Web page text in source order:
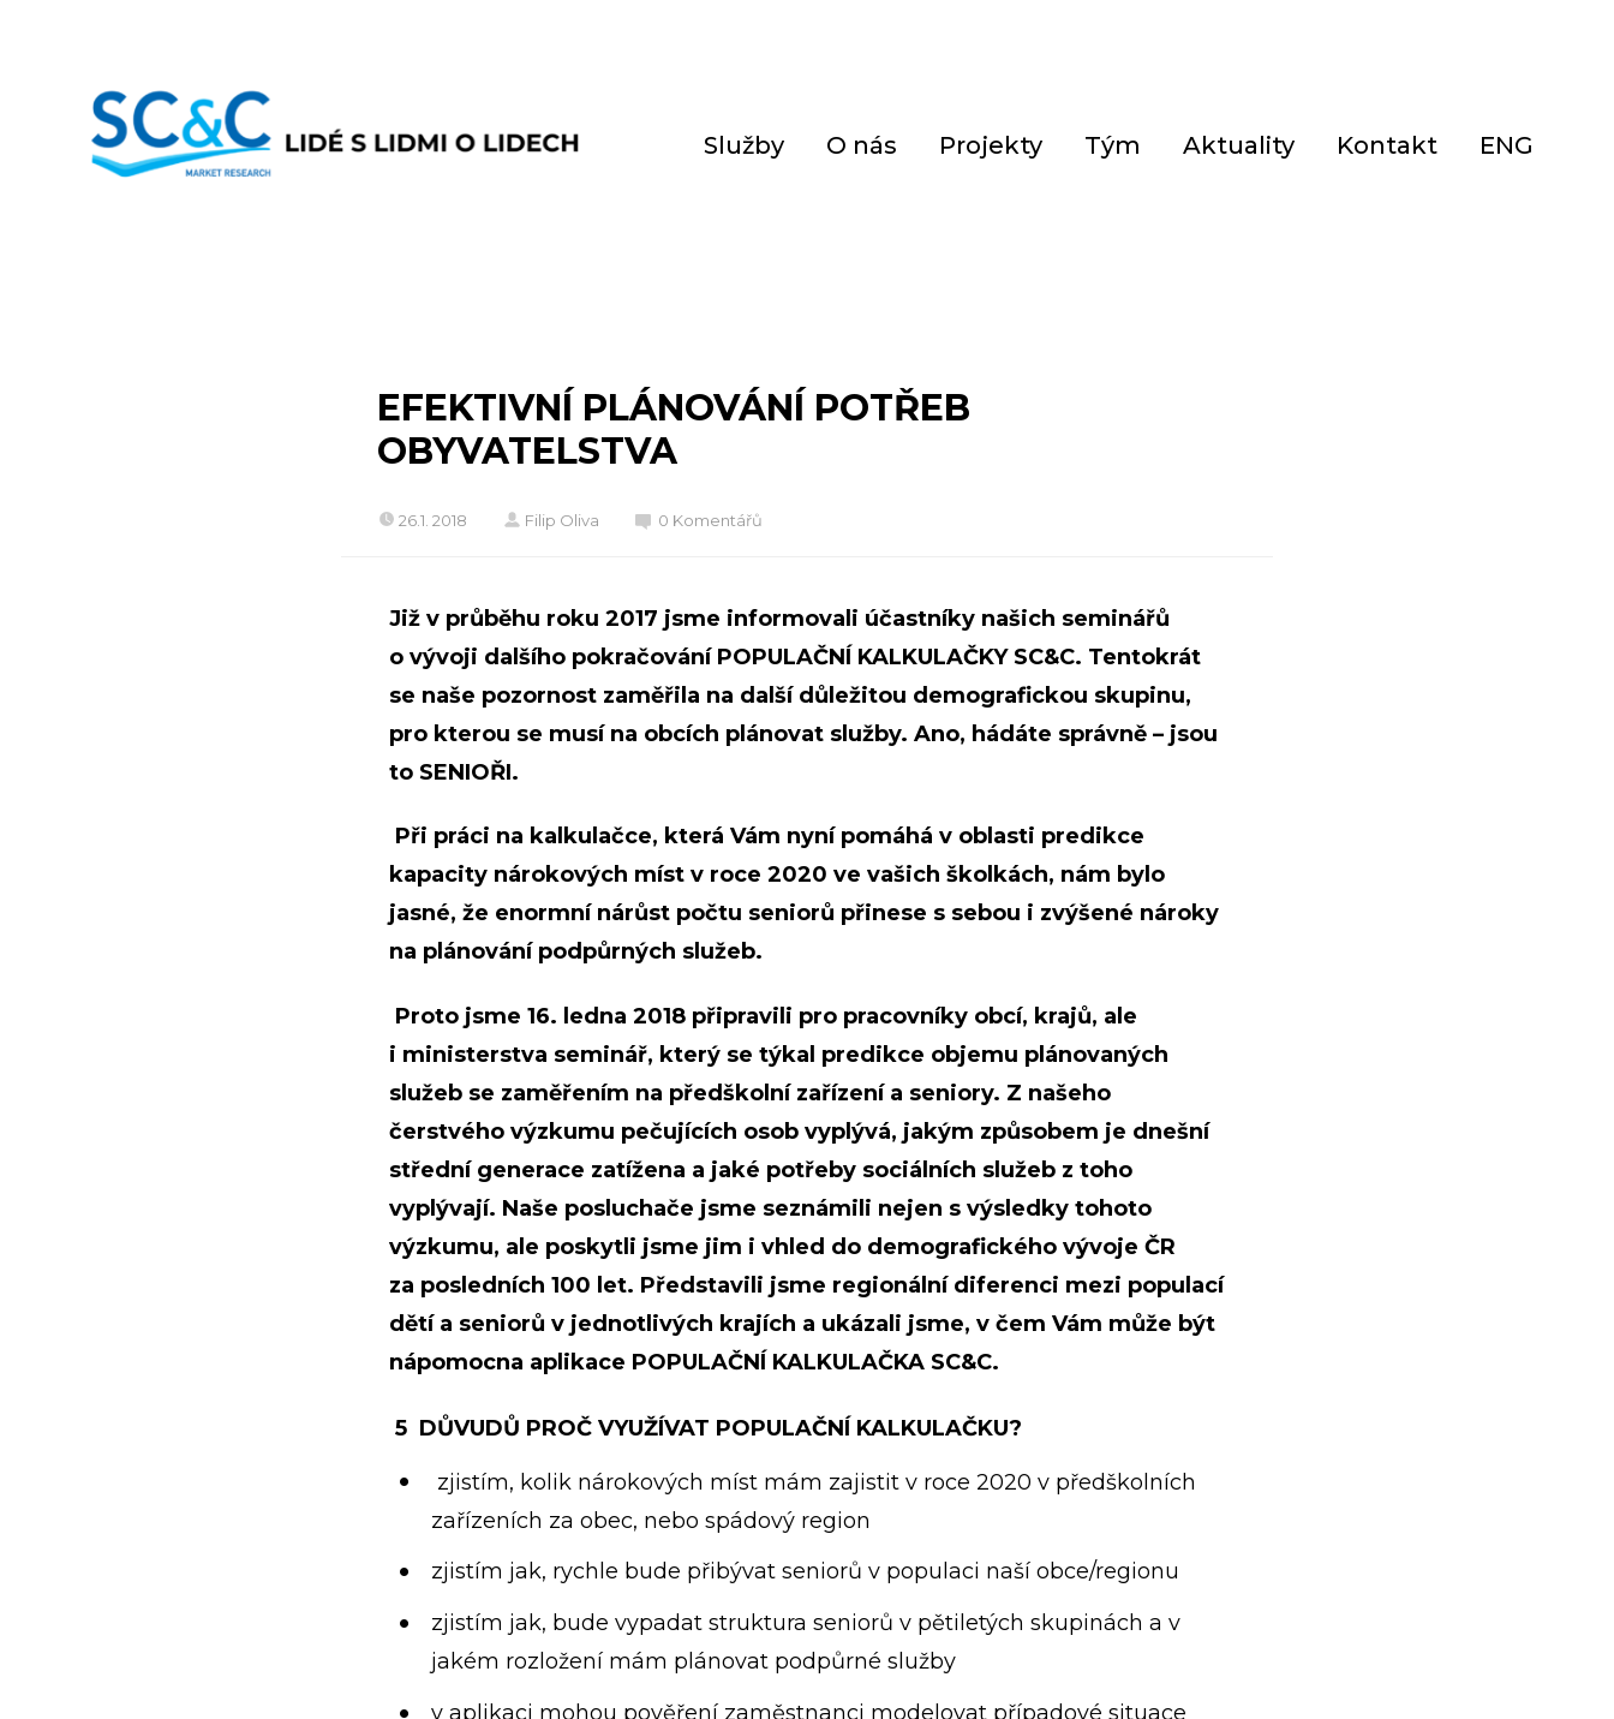
Služby O nás Projekty Tým Aktuality Kontakt ENG
EFEKTIVNÍ PLÁNOVÁNÍ POTŘEB
OBYVATELSTVA
26.1. 2018 Filip Oliva 0 Komentářů
Již v průběhu roku 2017 jsme informovali účastníky našich seminářů
o vývoji dalšího pokračování POPULAČNÍ KALKULAČKY SC&C. Tentokrát
se naše pozornost zaměřila na další důležitou demografickou skupinu,
pro kterou se musí na obcích plánovat služby. Ano, hádáte správně – jsou
to SENIOŘI.
Při práci na kalkulačce, která Vám nyní pomáhá v oblasti predikce
kapacity nárokových míst v roce 2020 ve vašich školkách, nám bylo
jasné, že enormní nárůst počtu seniorů přinese s sebou i zvýšené nároky
na plánování podpůrných služeb.
Proto jsme 16. ledna 2018 připravili pro pracovníky obcí, krajů, ale
i ministerstva seminář, který se týkal predikce objemu plánovaných
služeb se zaměřením na předškolní zařízení a seniory. Z našeho
čerstvého výzkumu pečujících osob vyplývá, jakým způsobem je dnešní
střední generace zatížena a jaké potřeby sociálních služeb z toho
vyplývají. Naše posluchače jsme seznámili nejen s výsledky tohoto
výzkumu, ale poskytli jsme jim i vhled do demografického vývoje ČR
za posledních 100 let. Představili jsme regionální diferenci mezi populací
dětí a seniorů v jednotlivých krajích a ukázali jsme, v čem Vám může být
nápomocna aplikace POPULAČNÍ KALKULAČKA SC&C.
5 DŮVUDŮ PROČ VYUŽÍVAT POPULAČNÍ KALKULAČKU?
zjistím, kolik nárokových míst mám zajistit v roce 2020 v předškolních
zařízeních za obec, nebo spádový region
zjistím jak, rychle bude přibývat seniorů v populaci naší obce/regionu
zjistím jak, bude vypadat struktura seniorů v pětiletých skupinách a v
jakém rozložení mám plánovat podpůrné služby
v aplikaci mohou pověření zaměstnanci modelovat případové situace